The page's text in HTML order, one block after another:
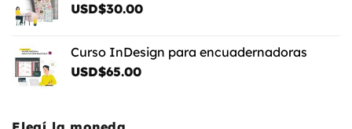
USD$30.00
Curso InDesign para encuadernadoras
USD$65.00